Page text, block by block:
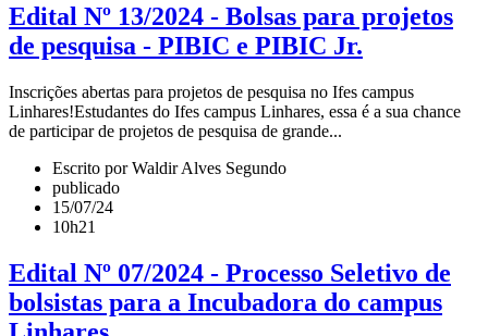
Edital Nº 13/2024 - Bolsas para projetos
de pesquisa - PIBIC e PIBIC Jr.
Inscrições abertas para projetos de pesquisa no Ifes campus
Linhares!Estudantes do Ifes campus Linhares, essa é a sua chance
de participar de projetos de pesquisa de grande...
Escrito por Waldir Alves Segundo
publicado
15/07/24
10h21
Edital Nº 07/2024 - Processo Seletivo de
bolsistas para a Incubadora do campus